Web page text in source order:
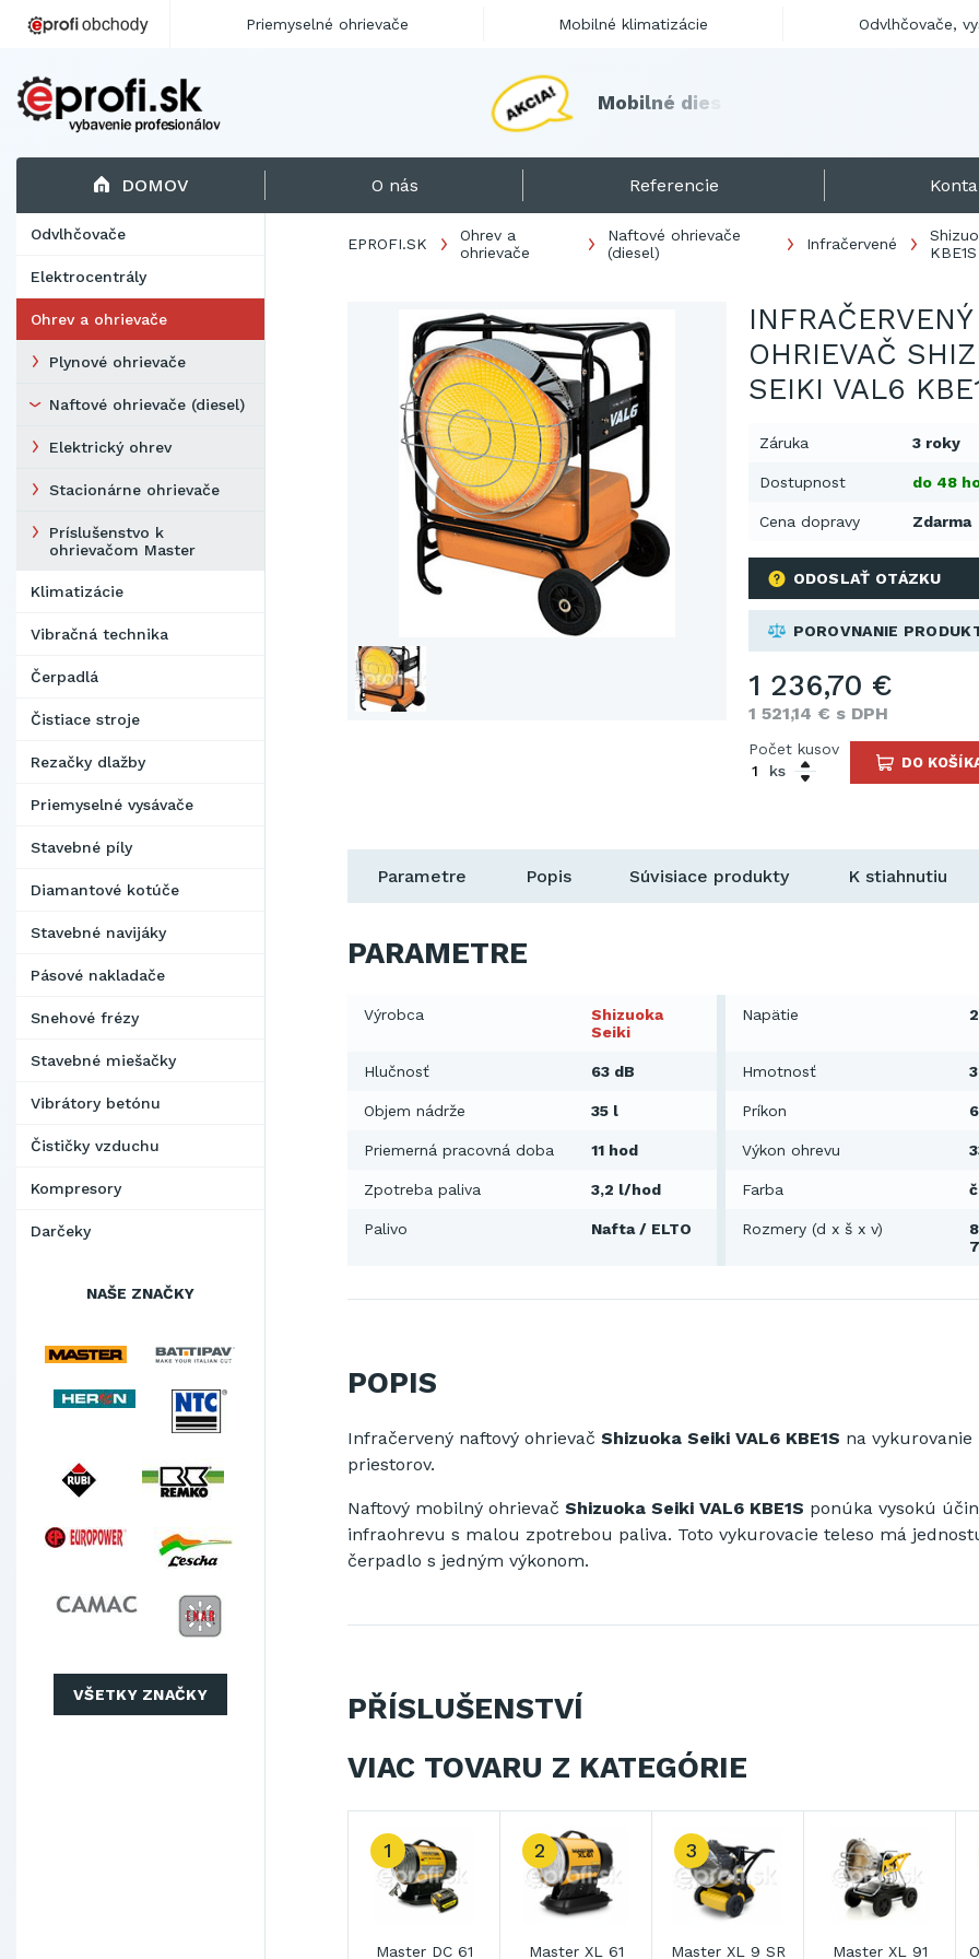
Mobilné die
DOMOV O nás Referencie
Odvlhčovače
Elektrocentrály
Ohrev a ohrievače
Plynové ohrievače
Naftové ohrievače (diesel)
Elektrický ohrev
Stacionárne ohrievače
Príslušenstvo k
ohrievačom Master
Klimatizácie
Vibračná technika
Čerpadlá
Čistiace stroje
Rezačky dlažby
Priemyselné vysávače
Stavebné píly
Diamantové kotúče
Stavebné navijáky
Pásové nakladače
Snehové frézy
Stavebné miešačky
Vibrátory betónu
Čističky vzduchu
Kompresory
Darčeky
NAŠE ZNAČKY
VŠETKY ZNAČKY
EPROFI.SK
Ohrev a
ohrievače
Naftové ohrievače
(diesel)
Infračervené
KBE1S
INFRAČERVENÝ
OHRIEVAČ
SEIKI VAL6
Záruka 3 roky
Dostupnost do 48
Cena dopravy Zdarma
ODOSLAŤ OTÁZKU
POROVNANIE
1 236,70 €
1 521,14 € s DPH
Počet kusov
ks
DO
Parametre Popis Súvisiace produkty K stiahnutiu
PARAMETRE
Výrobca
Shizuoka
Seiki
Napätie
Hlučnosť 63 dB Hmotnosť
Objem nádrže 35 l Príkon
Priemerná pracovná doba 11 hod Výkon ohrevu
Zpotreba paliva 3,2 l/hod Farba
Palivo Nafta / ELTO Rozmery (d x š x v)
POPIS
Infračervený naftový ohrievač Shizuoka Seiki VAL6 KBE1S na vykurovanie
priestorov.
Naftový mobilný ohrievač Shizuoka Seiki VAL6 KBE1S ponúka vysokú
infraohrevu s malou zpotrebou paliva. Toto vykurovacie teleso má
čerpadlo s jedným výkonom.
PŘÍSLUŠENSTVÍ
VIAC TOVARU Z KATEGÓRIE
1
Master DC 61
2
Master XL 61
3
Master XL 9 SR Master XL 91
Priemyselné ohrievače Mobilné klimatizácie Odvlhčovače,